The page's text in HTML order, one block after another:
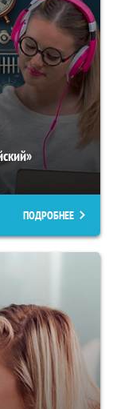
ПОДРОБНЕЕ